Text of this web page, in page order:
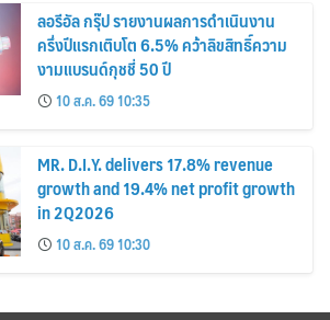
ลอรีอัล กรุ๊ป รายงานผลการดำเนินงาน
ครึ่งปีแรกเติบโต 6.5% คว้าลิขสิทธิ์ความ
งามแบรนด์กุชชี่ 50 ปี
10 ส.ค. 69 10:35
MR. D.I.Y. delivers 17.8% revenue
growth and 19.4% net profit growth
in 2Q2026
10 ส.ค. 69 10:30